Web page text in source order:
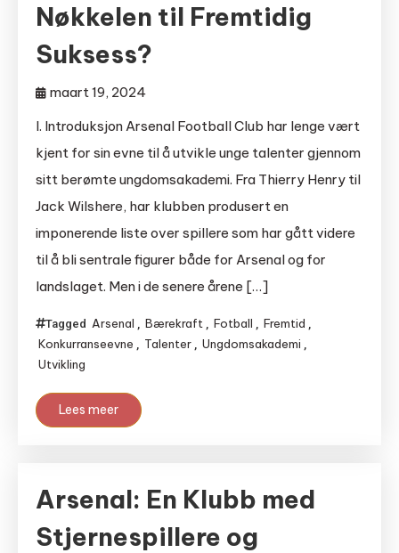
Nøkkelen til Fremtidig
Suksess?
maart 19, 2024
I. Introduksjon Arsenal Football Club har lenge vært
kjent for sin evne til å utvikle unge talenter gjennom
sitt berømte ungdomsakademi. Fra Thierry Henry til
Jack Wilshere, har klubben produsert en
imponerende liste over spillere som har gått videre
til å bli sentrale figurer både for Arsenal og for
landslaget. Men i de senere årene […]
Tagged Arsenal , Bærekraft , Fotball , Fremtid ,
Konkurranseevne , Talenter , Ungdomsakademi ,
Utvikling
Lees meer
Arsenal: En Klubb med
Stjernespillere og